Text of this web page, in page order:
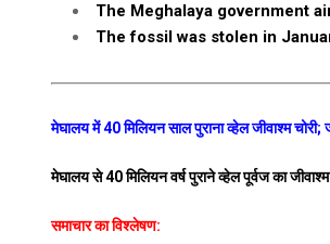
The Meghalaya government
The fossil was stolen in
मेघालय में 40 मिलियन साल पुराना व्हेल जीवाश्म
मेघालय से 40 मिलियन वर्ष पुराने व्हेल पूर्वज का
समाचार का विश्लेषण: